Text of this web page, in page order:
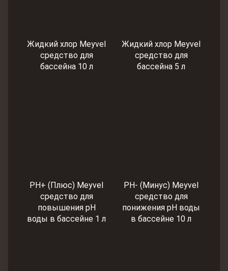
Жидкий хлор Meyvel
средство для
бассейна 10 л
Жидкий хлор Meyvel
средство для
бассейна 5 л
PH+ (Плюс) Meyvel
cредство для
повышения pH
воды в бассейне 1 л
PH- (Минус) Meyvel
cредство для
понижения pH воды
в бассейне 10 л